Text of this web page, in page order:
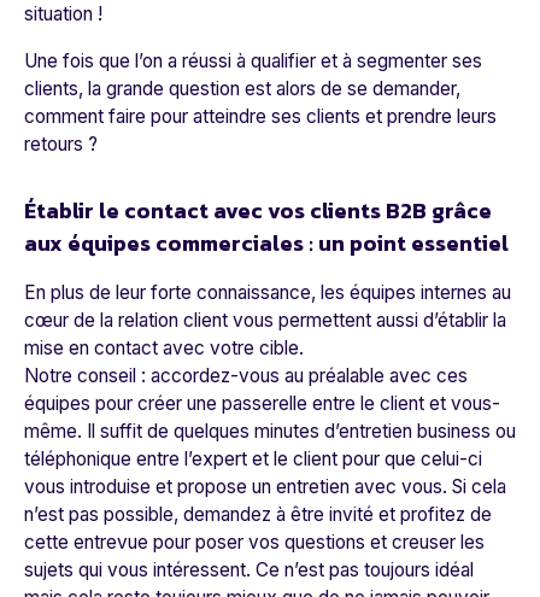
situation !
Une fois que l’on a réussi à qualifier et à segmenter ses
clients, la grande question est alors de se demander,
comment faire pour atteindre ses clients et prendre leurs
retours ?
Établir le contact avec vos clients B2B grâce
aux équipes commerciales : un point essentiel
En plus de leur forte connaissance, les équipes internes au
cœur de la relation client vous permettent aussi d’établir la
mise en contact avec votre cible.
Notre conseil : accordez-vous au préalable avec ces
équipes pour créer une passerelle entre le client et vous-
même. Il suffit de quelques minutes d’entretien business ou
téléphonique entre l’expert et le client pour que celui-ci
vous introduise et propose un entretien avec vous. Si cela
n’est pas possible, demandez à être invité et profitez de
cette entrevue pour poser vos questions et creuser les
sujets qui vous intéressent. Ce n’est pas toujours idéal